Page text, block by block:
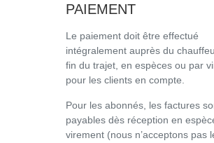
PAIEMENT
Le paiement doit être effectué
intégralement auprès du
fin du trajet, en espèces ou par
pour les clients en compte.
Pour les abonnés, les factures
payables dès réception en
virement (nous n’acceptons pas